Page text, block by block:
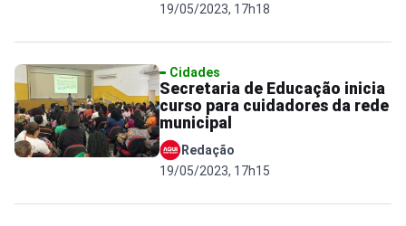
19/05/2023, 17h18
Cidades
Secretaria de Educação inicia
curso para cuidadores da rede
municipal
Redação
19/05/2023, 17h15